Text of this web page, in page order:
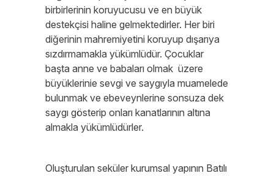
birbirlerinin koruyucusu ve en büyük
destekçisi haline gelmektedirler. Her biri
diğerinin mahremiyetini koruyup dışarıya
sızdırmamakla yükümlüdür. Çocuklar
başta anne ve babaları olmak üzere
büyüklerinie sevgi ve saygıyla muamelede
bulunmak ve ebeveynlerine sonsuza dek
saygı gösterip onları kanatlarının altına
almakla yükümlüdürler.
Oluşturulan seküler kurumsal yapının Batılı